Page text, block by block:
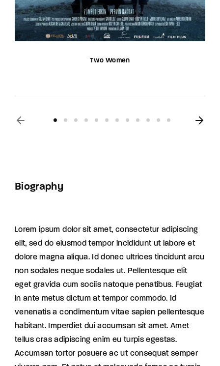
Two Women
Biography
Lorem ipsum dolor sit amet, consectetur adipiscing
elit, sed do eiusmod tempor incididunt ut labore et
dolore magna aliqua. Id donec ultrices tincidunt arcu
non sodales neque sodales ut. Pellentesque elit
eget gravida cum sociis natoque penatibus. Feugiat
in ante metus dictum at tempor commodo. Id
venenatis a condimentum vitae sapien pellentesque
habitant. Imperdiet dui accumsan sit amet. Amet
tellus cras adipiscing enim eu turpis egestas.
Accumsan tortor posuere ac ut consequat semper